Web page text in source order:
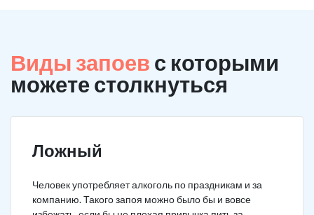
Виды запоев с которыми
можете столкнуться
Ложный
Человек употребляет алкоголь по праздникам и за
компанию. Такого запоя можно было бы и вовсе